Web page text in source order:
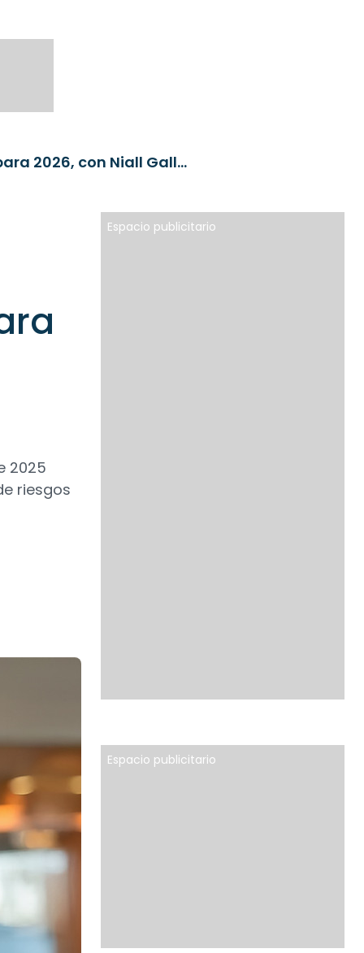
Lecciones del 2025 y oportunidades de inversión para 2026, con Niall Gallagher de Jupiter AM
2025
riesgos
Espacio publicitario
Espacio publicitario